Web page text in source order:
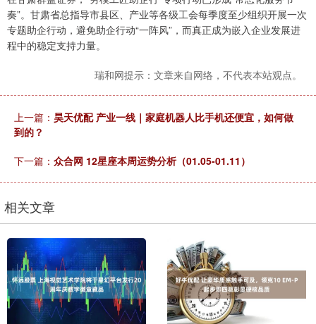
奏”。甘肃省总指导市县区、产业等各级工会每季度至少组织开展一次
专题助企行动，避免助企行动“一阵风”，而真正成为嵌入企业发展进
程中的稳定支持力量。
瑞和网提示：文章来自网络，不代表本站观点。
上一篇： 昊天优配 产业一线｜家庭机器人比手机还便宜，如何做
到的？
下一篇： 众合网 12星座本周运势分析（01.05-01.11）
相关文章